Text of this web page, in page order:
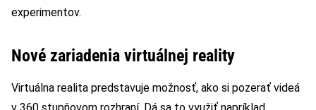
experimentov.
Nové zariadenia virtuálnej reality
Virtuálna realita predstavuje možnosť, ako si pozerať videá